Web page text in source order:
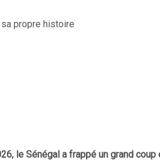
le Sénégal a frappé un grand